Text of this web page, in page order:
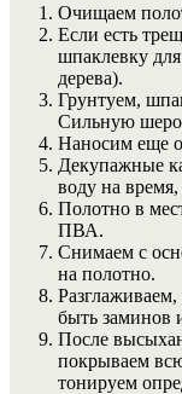
Очищаем
Если есть
шпаклевку
дерева).
Грунтуем,
Сильную
Наносим еще
Декупажные
воду на время,
Полотно в
ПВА.
Снимаем с
на полотно.
быть заминов
После
покрываем
тонируем